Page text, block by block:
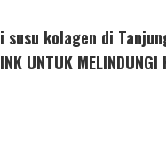
kolagen di Tanjung
UNTUK MELINDUNGI